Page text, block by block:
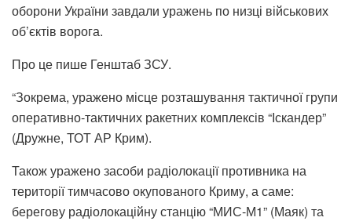
оборони України завдали уражень по низці військових
об’єктів ворога.
Про це пише Генштаб ЗСУ.
“Зокрема, уражено місце розташування тактичної групи
оперативно-тактичних ракетних комплексів “Іскандер”
(Дружне, ТОТ АР Крим).
Також уражено засоби радіолокації противника на
території тимчасово окупованого Криму, а саме:
берегову радіолокаційну станцію “МИС-М1” (Маяк) та